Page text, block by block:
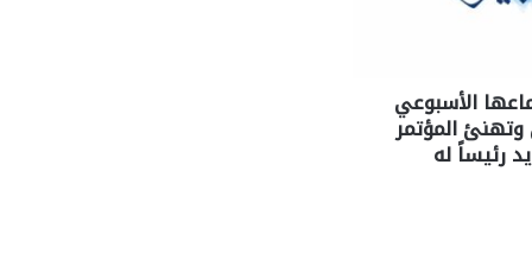
الأسبوعي
المؤتمر
رئيساً له